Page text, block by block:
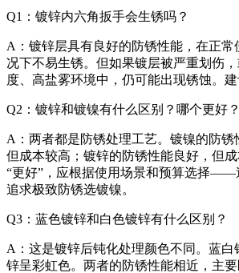
Q1：镀锌内六角扳手会生锈吗？
A：镀锌层具有良好的防锈性能，在正常
况下不易生锈。但如果镀层被严重划伤
度、高盐雾环境中，仍可能出现锈蚀。建
Q2：镀锌和镀镍有什么区别？哪个更好？
A：两者都是防锈处理工艺。镀镍的防锈
但成本较高；镀锌的防锈性能良好，但
“更好”，应根据使用场景和预算选择——
追求极致防锈选镀镍。
Q3：蓝色镀锌和白色镀锌有什么区别？
A：这是镀锌后钝化处理颜色不同。蓝白
锌呈彩虹色。两者的防锈性能相近，主要